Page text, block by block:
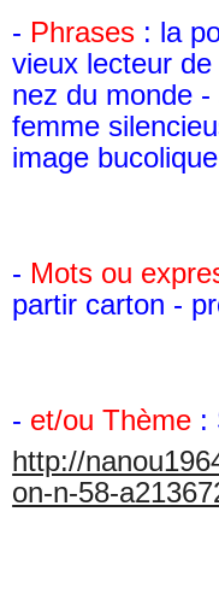
- Phrases : la
vieux lecteur
nez du monde
femme
image
- Mots ou
partir carton -
- et/ou Thème :
http://
on-n-58-